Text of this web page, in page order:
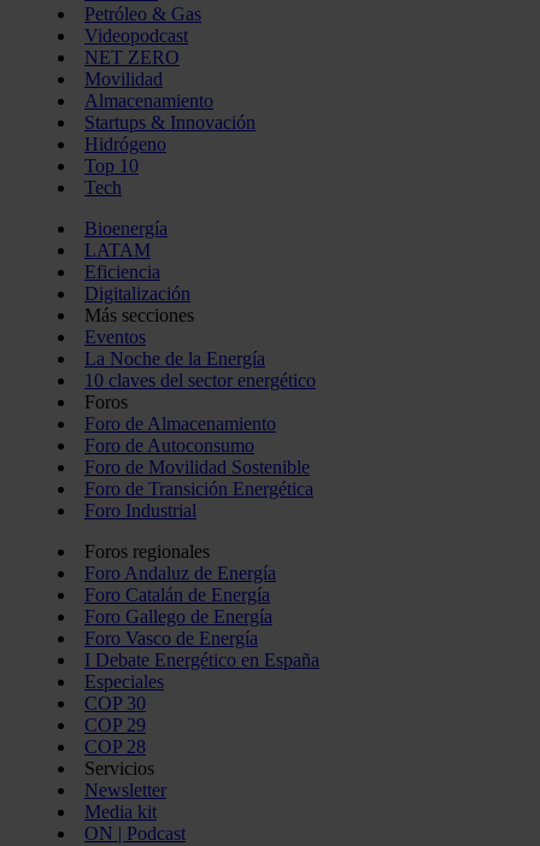
Petróleo & Gas
Videopodcast
NET ZERO
Movilidad
Almacenamiento
Startups & Innovación
Hidrógeno
Top 10
Tech
Bioenergía
LATAM
Eficiencia
Digitalización
Más secciones
Eventos
La Noche de la Energía
10 claves del sector energético
Foros
Foro de Almacenamiento
Foro de Autoconsumo
Foro de Movilidad Sostenible
Foro de Transición Energética
Foro Industrial
Foros regionales
Foro Andaluz de Energía
Foro Catalán de Energía
Foro Gallego de Energía
Foro Vasco de Energía
I Debate Energético en España
Especiales
COP 30
COP 29
COP 28
Servicios
Newsletter
Media kit
ON | Podcast